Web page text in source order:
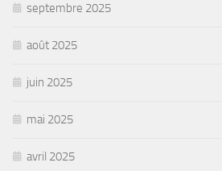
septembre 2025
août 2025
juin 2025
mai 2025
avril 2025